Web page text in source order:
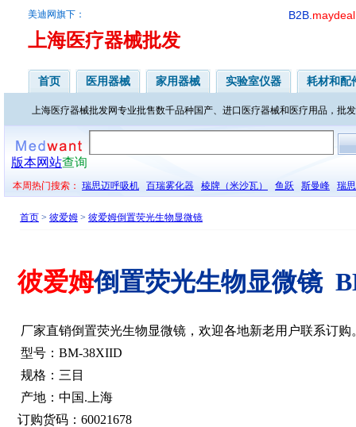
美迪网旗下：
上海医疗器械批发
B2B. maydeal
首页 医用器械 家用器械 实验室仪器 耗材和配
上海医疗器械批发网专业批售数千品种国产、进口医疗器械和医疗用品，批
版本网站查询
本周热门搜索： 瑞思迈呼吸机 百瑞雾化器 棱牌（米沙瓦） 鱼跃 斯曼峰 瑞
首页 > 彼爱姆 > 彼爱姆倒置荧光生物显微镜
彼爱姆倒置荧光生物显微镜
厂家直销倒置荧光生物显微镜，欢迎各地新老用户联系订购
型号：BM-38XIID
规格：三目
产地：中国.上海
订购货码：60021678